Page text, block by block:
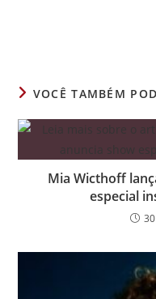
VOCÊ TAMBÉM
Mia Wicthoff
especial